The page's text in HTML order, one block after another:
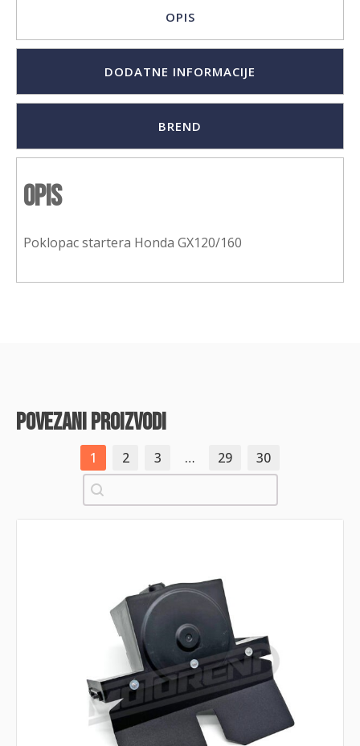
OPIS
DODATNE INFORMACIJE
BREND
Opis
Poklopac startera Honda GX120/160
povezani proizvodi
1 2 3 … 29
30
Pretraži